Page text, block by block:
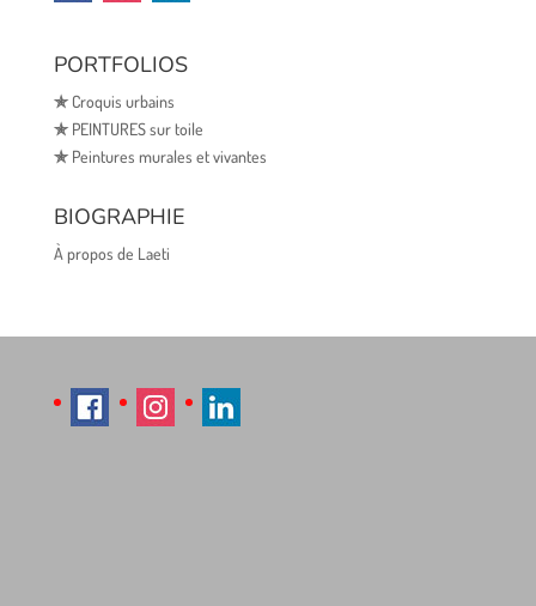
PORTFOLIOS
✯Croquis urbains
✯PEINTURES sur toile
✯Peintures murales et vivantes
BIOGRAPHIE
À propos de Laeti